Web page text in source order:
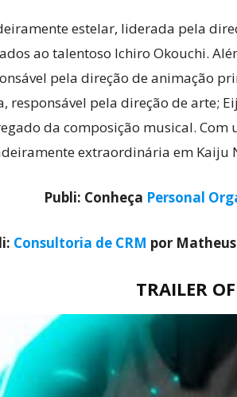
estelar, liderada pela
ao talentoso Ichiro Okouchi.
pela direção de animação
responsável pela direção de arte;
da composição musical.
extraordinária em Kaiju
Publi: Conheça Personal
Consultoria de CRM por
TRAILER